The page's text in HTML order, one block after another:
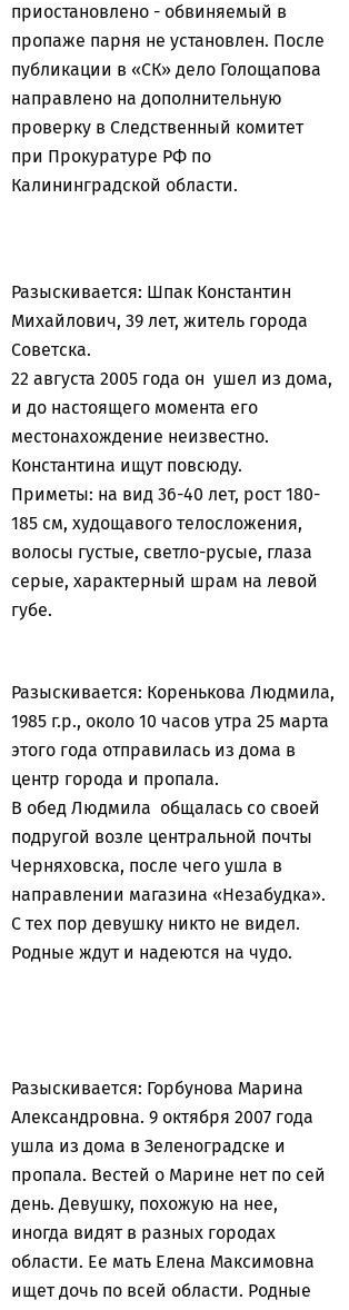
приостановлено - обвиняемый в
пропаже парня не установлен. После
публикации в «СК» дело Голощапова
направлено на дополнительную
проверку в Следственный комитет
при Прокуратуре РФ по
Калининградской области.
Разыскивается: Шпак Константин
Михайлович, 39 лет, житель города
Советска.
22 августа 2005 года он ушел из дома,
и до настоящего момента его
местонахождение неизвестно.
Константина ищут повсюду.
Приметы: на вид 36-40 лет, рост 180-
185 см, худощавого телосложения,
волосы густые, светло-русые, глаза
серые, характерный шрам на левой
губе.
Разыскивается: Коренькова Людмила,
1985 г.р., около 10 часов утра 25 марта
этого года отправилась из дома в
центр города и пропала.
В обед Людмила общалась со своей
подругой возле центральной почты
Черняховска, после чего ушла в
направлении магазина «Незабудка».
С тех пор девушку никто не видел.
Родные ждут и надеются на чудо.
Разыскивается: Горбунова Марина
Александровна. 9 октября 2007 года
ушла из дома в Зеленоградске и
пропала. Вестей о Марине нет по сей
день. Девушку, похожую на нее,
иногда видят в разных городах
области. Ее мать Елена Максимовна
ищет дочь по всей области. Родные